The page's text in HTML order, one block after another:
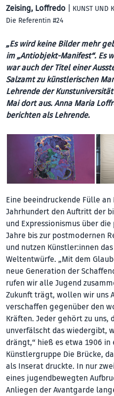
Zeising, Loffredo KUNST UND
Die Referentin #24
„Es wird keine Bilder mehr
im „Antiobjekt-Manifest“. Es
war auch der Titel einer
Salzamt zu künstlerischen
Lehrende der
Mai dort aus. Anna Maria
berichten als Lehrende.
Eine beeindruckende Fülle
Jahrhundert den Auftritt der
und Expressionismus über
Jahre bis zur postmodernen
und nutzen Künstler:innen
Weltentwürfe. „Mit dem
neue Generation der
rufen wir alle Jugend
Zukunft trägt, wollen wir uns
verschaffen gegenüber den
Kräften. Jeder gehört zu uns,
unverfälscht das wiedergibt,
drängt,“ hieß es etwa 1906
Künstlergruppe Die Brücke,
als Inserat druckte. In nur
eines jugendbewegten
Anliegen der Avantgarde